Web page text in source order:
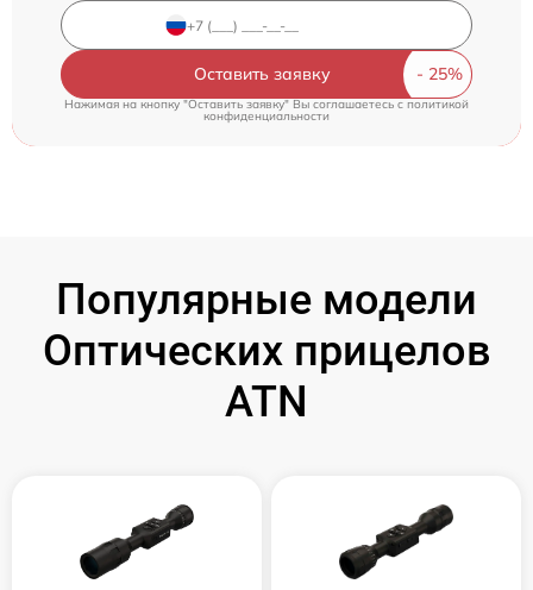
Оставить заявку
Нажимая на кнопку "Оставить заявку" Вы соглашаетесь cполитикой
конфиденциальности
Популярные модели
Оптических прицелов
ATN